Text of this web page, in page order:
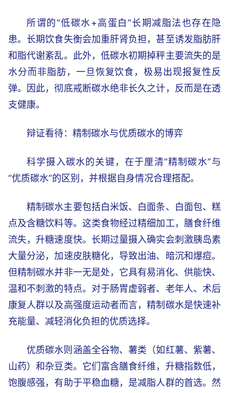
所谓的“低碳水+高蛋白”长期减脂法也存在隐
患。长期饮食失衡会加重肝肾负担，甚至诱发脂肪肝
和脂代谢紊乱。此外，低碳水初期掉秤主要流失的是
水分而非脂肪，一旦恢复饮食，极易出现报复性反
弹。因此，彻底戒断碳水绝非长久之计，反而是在透
支健康。
辩证看待：精制碳水与优质碳水的博弈
科学摄入碳水的关键，在于厘清“精制碳水”与
“优质碳水”的区别，并根据自身情况合理搭配。
精制碳水主要包括白米饭、白面条、白面包、糕
点及含糖饮料等。这类食物经过精细加工，膳食纤维
流失，升糖速度快。长期过量摄入确实会刺激胰岛素
大量分泌，加速皮肤糖化，导致出油、暗沉和爆痘。
但精制碳水并非一无是处，它具有易消化、供能快、
温和不刺激的特点。对于肠胃虚弱者、老年人、术后
康复人群以及高强度运动者而言，精制碳水是快速补
充能量、减轻消化负担的优质选择。
优质碳水则涵盖全谷物、薯类（如红薯、紫薯、
山药）和杂豆类。它们富含膳食纤维，升糖指数低，
饱腹感强，有助于平稳血糖，是减脂人群的首选。然